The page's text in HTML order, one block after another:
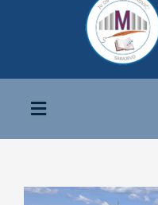
Toggle
Navigation
View